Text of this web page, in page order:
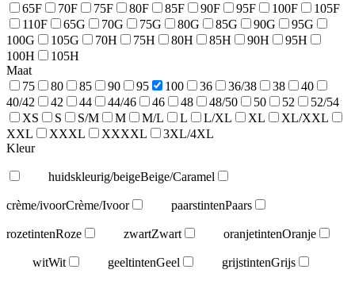
65F
70F 75F 80F 85F 90F 95F 100F
105F
110F
65G 70G 75G 80G 85G 90G
95G
100G
105G 70H 75H 80H 85H 90H
95H
100H
105H
Maat
75
80 85 90 95 100 36 36/38 38
40
40/42
42 44 44/46 46 48 48/50 50 52
52/54
XS
S S/M M M/L L L/XL XL
XL/XXL
XXL
XXXL XXXXL
3XL/4XL
Kleur
huidskleurig/beigeBeige/Caramel
crème/ivoorCrème/Ivoor paarstintenPaars
rozetintenRoze zwartZwart oranjetintenOranje
witWit geeltintenGeel grijstintenGrijs